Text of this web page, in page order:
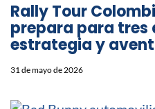
Rally Tour
prepara para tres
estrategia y
31 de mayo de 2026